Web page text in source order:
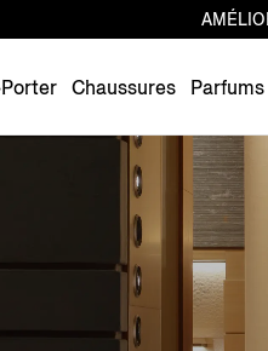
Chaussures Parfums